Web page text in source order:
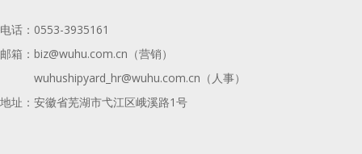
电话： 0553-3935161
邮箱： biz@wuhu.com.cn（营销）
wuhushipyard_hr@wuhu.com.cn （人事）
地址：安徽省芜湖市弋江区峨溪路1号